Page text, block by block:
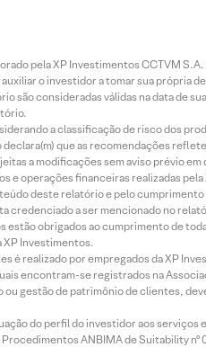
pela XP Investimentos CCTVM
o investidor a tomar sua própria
são consideradas válidas na data de
a classificação de risco dos
que as recomendações
a modificações sem aviso prévio
e operações financeiras realizadas
deste relatório e pelo cumprimento
credenciado a ser mencionado no
estão obrigados ao cumprimento de
XP Investimentos.
é realizado por empregados da XP
encontram-se registrados na
gestão de patrimônio de clientes,
do perfil do investidor aos
ANBIMA de Suitability